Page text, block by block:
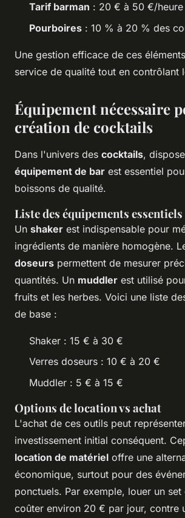
Tarif barman : 20 € à 50 €/heure
Pourboires : 10 % à 20 % des
Une gestion efficace de ces
service de qualité tout en contrôlant
Équipement nécessaire
création de cocktails
Dans l'univers des cocktails,
équipement de bar est essentiel
boissons de qualité.
Liste des équipements essentiels
Un shaker est indispensable pour
ingrédients de manière homogène.
doseurs permettent de mesurer
quantités. Un muddler est utilisé
fruits et les herbes. Voici une liste
de base :
Shaker : 15 € à 30 €
Verres doseurs : 10 € à 20 €
Muddler : 5 € à 15 €
Options de location vs achat
L'achat de ces outils peut
investissement initial conséquent.
location de matériel offre une
économique, surtout pour des
ponctuels. Par exemple, louer un
coûter environ 20 € par jour, contre